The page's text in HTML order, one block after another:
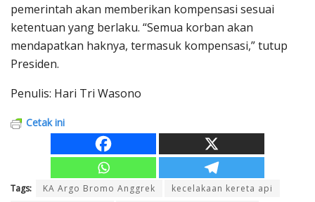
pemerintah akan memberikan kompensasi sesuai
ketentuan yang berlaku. “Semua korban akan
mendapatkan haknya, termasuk kompensasi,” tutup
Presiden.
Penulis: Hari Tri Wasono
Cetak ini
Tags: KA Argo Bromo Anggrek
kecelakaan kereta api